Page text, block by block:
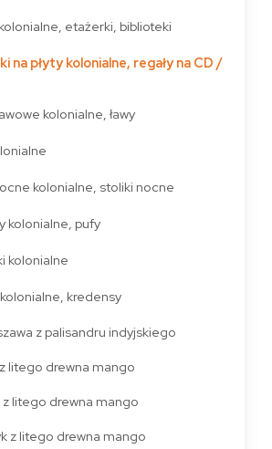
etażerki, biblioteki
na płyty kolonialne, regały na CD /
kolonialne, ławy
kolonialne, stoliki nocne
kolonialne, pufy
kolonialne
kredensy
z palisandru indyjskiego
litego drewna mango
z litego drewna mango
z litego drewna mango